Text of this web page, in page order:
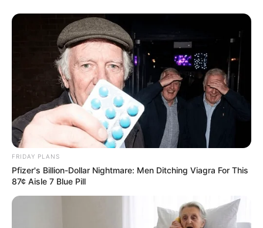
FRIDAY PLANS
Pfizer's Billion-Dollar Nightmare: Men Ditching Viagra For This
87¢ Aisle 7 Blue Pill